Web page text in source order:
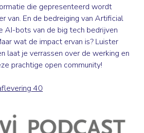
die gepresenteerd wordt
van. En de bedreiging van Artificial
AI-bots van de big tech bedrijven
wat de impact ervan is? Luister
laat je verrassen over de werking en
prachtige open community!
40